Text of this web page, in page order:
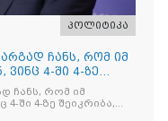
პოლიტიკა
ჩანს, რომ იმ
ვინც 4-ში 4-ზე
ჩანს, რომ იმ
4-ში 4-ზე შეიკრიბა,